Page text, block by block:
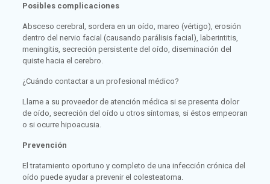
Posibles complicaciones
Absceso cerebral, sordera en un oído, mareo (vértigo), erosión
dentro del nervio facial (causando parálisis facial), laberintitis,
meningitis, secreción persistente del oído, diseminación del
quiste hacia el cerebro.
¿Cuándo contactar a un profesional médico?
Llame a su proveedor de atención médica si se presenta dolor
de oído, secreción del oído u otros síntomas, si éstos empeoran
o si ocurre hipoacusia.
Prevención
El tratamiento oportuno y completo de una infección crónica del
oído puede ayudar a prevenir el colesteatoma.